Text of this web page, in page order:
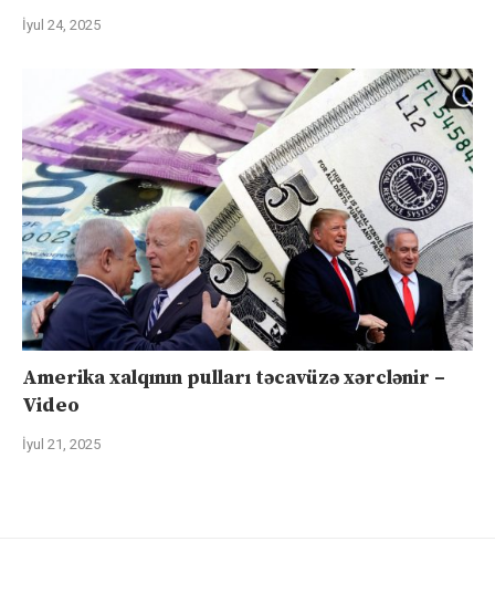
İyul 24, 2025
Amerika xalqının pulları təcavüzə xərclənir –
Video
İyul 21, 2025